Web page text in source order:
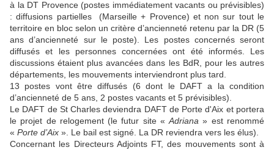
à la DT Provence (postes immédiatement vacants ou prévisibles)
: diffusions partielles (Marseille + Provence) et non sur tout le
territoire en bloc selon un critère d’ancienneté retenu par la DR (5
ans d’ancienneté sur le poste). Les postes concernés seront
diffusés et les personnes concernées ont été informés. Les
discussions étaient plus avancées dans les BdR, pour les autres
départements, les mouvements interviendront plus tard.
13 postes vont être diffusés (6 dont le DAFT a la condition
d’ancienneté de 5 ans, 2 postes vacants et 5 prévisibles).
Le DAFT de St Charles deviendra DAFT de Porte d'Aix et portera
le projet de relogement (le futur site «Adriana» est renommé
« Porte d’Aix ». Le bail est signé. La DR reviendra vers les élus).
Concernant les Directeurs Adjoints FT, des mouvements sont à